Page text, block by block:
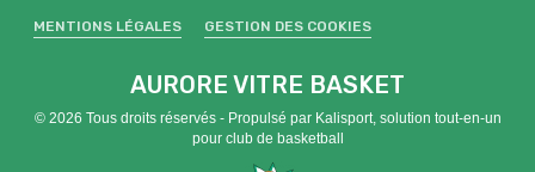
MENTIONS LÉGALES GESTION DES COOKIES
AURORE VITRE BASKET
© 2026 Tous droits réservés - Propulsé par Kalisport, solution tout-en-un
pour club de basketball